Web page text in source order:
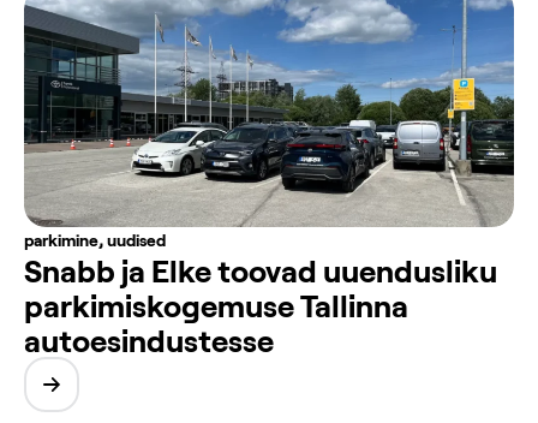
parkimine,uudised
Snabb ja Elke toovad uuendusliku
parkimiskogemuse Tallinna
autoesindustesse